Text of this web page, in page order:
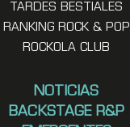
TARDES BESTIALES
RANKING ROCK & POP
ROCKOLA CLUB
NOTICIAS
BACKSTAGE R&P